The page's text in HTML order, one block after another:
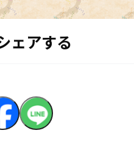
ェアする